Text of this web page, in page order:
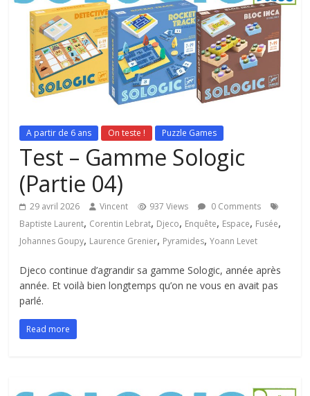
A partir de 6 ans On teste ! Puzzle Games
Test – Gamme Sologic
(Partie 04)
29 avril 2026 Vincent 937 Views
0 Comments
Baptiste Laurent, Corentin Lebrat, Djeco, Enquête, Espace, Fusée,
Johannes Goupy, Laurence Grenier, Pyramides,Yoann Levet
Djeco continue d’agrandir sa gamme Sologic, année après
année. Et voilà bien longtemps qu’on ne vous en avait pas
parlé.
Read more